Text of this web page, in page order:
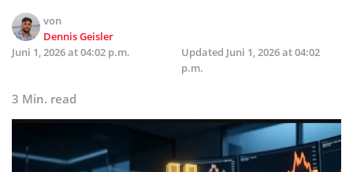
von
Dennis Geisler
Juni 1, 2026 at 04:02 p.m.
Updated Juni 1, 2026 at 04:02
p.m.
3 Min. read